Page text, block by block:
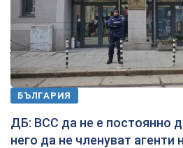
БЪЛГАРИЯ
ДБ: ВСС да не е постоянно
него да не членуват агенти